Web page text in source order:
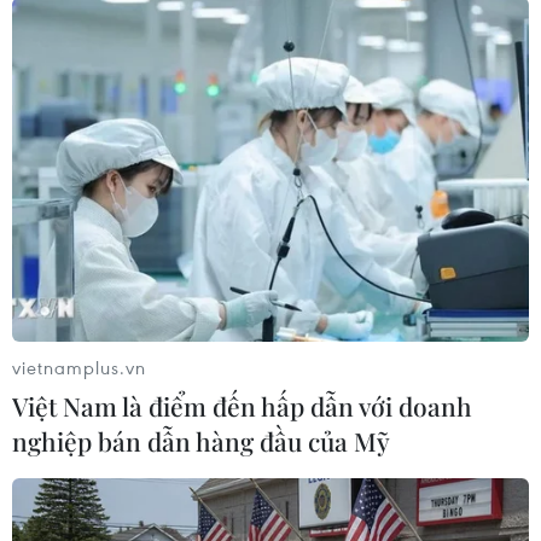
đó, vì người hâm mộ, vì các cuarơ và vì môn
đua xe đạp nóichung."
Chia sẻ quan điểm này, trưởng ban tổ chức
Prudhomme nhấn mạnh: "Xeđạp đang thay đổi.
Không thể nói là các xét nghiệm doping không
hiệuquả. Hãy nhớ là hai nhà vô địch trong 5
năm gần đây đã bị tước danhhiệu vì không qua
được các xét nghiệm tiến hành trong giải"./.
vietnamplus.vn
Việt Nam là điểm đến hấp dẫn với doanh
nghiệp bán dẫn hàng đầu của Mỹ